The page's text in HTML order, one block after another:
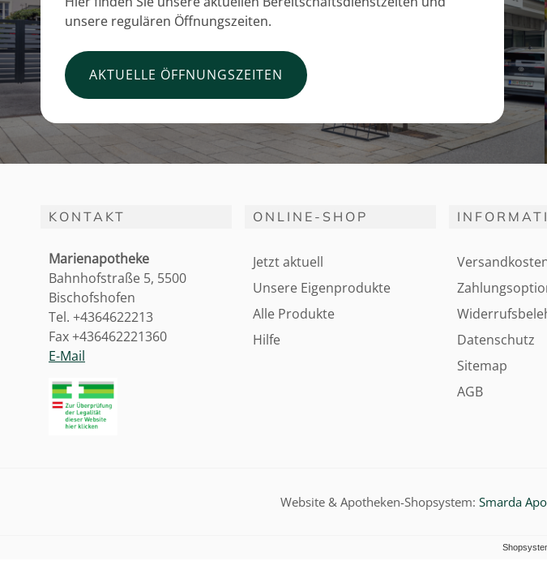
unsere regulären Öffnungszeiten.
AKTUELLE ÖFFNUNGSZEITEN
KONTAKT
Marienapotheke
Bahnhofstraße 5, 5500
Bischofshofen
Tel. +4364622213
Fax +436462221360
E-Mail
ONLINE-SHOP
Jetzt aktuell
Unsere Eigenprodukte
Alle Produkte
Hilfe
Datenschutz
Sitemap
AGB
Website & Apotheken-Shopsystem: Smarda